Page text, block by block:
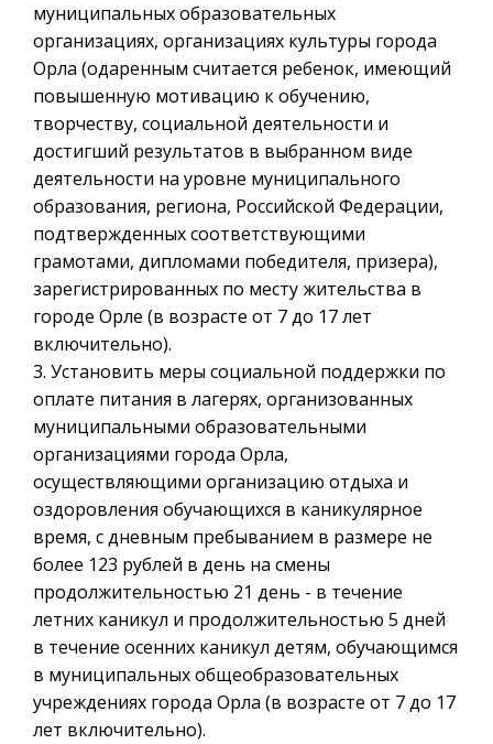
муниципальных образовательных
организациях, организациях культуры города
Орла (одаренным считается ребенок, имеющий
повышенную мотивацию к обучению,
творчеству, социальной деятельности и
достигший результатов в выбранном виде
деятельности на уровне муниципального
образования, региона, Российской Федерации,
подтвержденных соответствующими
грамотами, дипломами победителя, призера),
зарегистрированных по месту жительства в
городе Орле (в возрасте от 7 до 17 лет
включительно).
3. Установить меры социальной поддержки по
оплате питания в лагерях, организованных
муниципальными образовательными
организациями города Орла,
осуществляющими организацию отдыха и
оздоровления обучающихся в каникулярное
время, с дневным пребыванием в размере не
более 123 рублей в день на смены
продолжительностью 21 день - в течение
летних каникул и продолжительностью 5 дней
в течение осенних каникул детям, обучающимся
в муниципальных общеобразовательных
учреждениях города Орла (в возрасте от 7 до 17
лет включительно).